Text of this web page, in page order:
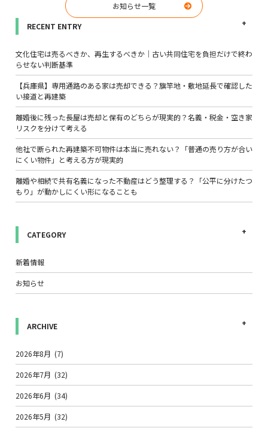
お知らせ一覧
RECENT ENTRY
文化住宅は売るべきか、再生するべきか｜古い共同住宅を負担だけで終わ
らせない判断基準
【兵庫県】専用通路のある家は売却できる？旗竿地・敷地延長で確認した
い接道と再建築
離婚後に残った長屋は売却と保有のどちらが現実的？名義・税金・空き家
リスクを分けて考える
他社で断られた再建築不可物件は本当に売れない？「普通の売り方が合い
にくい物件」と考える方が現実的
離婚や相続で共有名義になった不動産はどう整理する？「公平に分けたつ
もり」が動かしにくい形になることも
CATEGORY
新着情報
お知らせ
ARCHIVE
2026年8月 (7)
2026年7月 (32)
2026年6月 (34)
2026年5月 (32)